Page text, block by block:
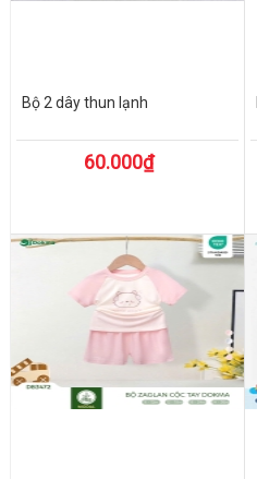
Bộ 2 dây thun lạnh
60.000₫